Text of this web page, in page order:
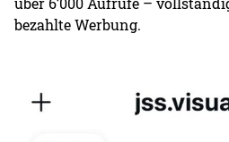
bezahlte Werbung.